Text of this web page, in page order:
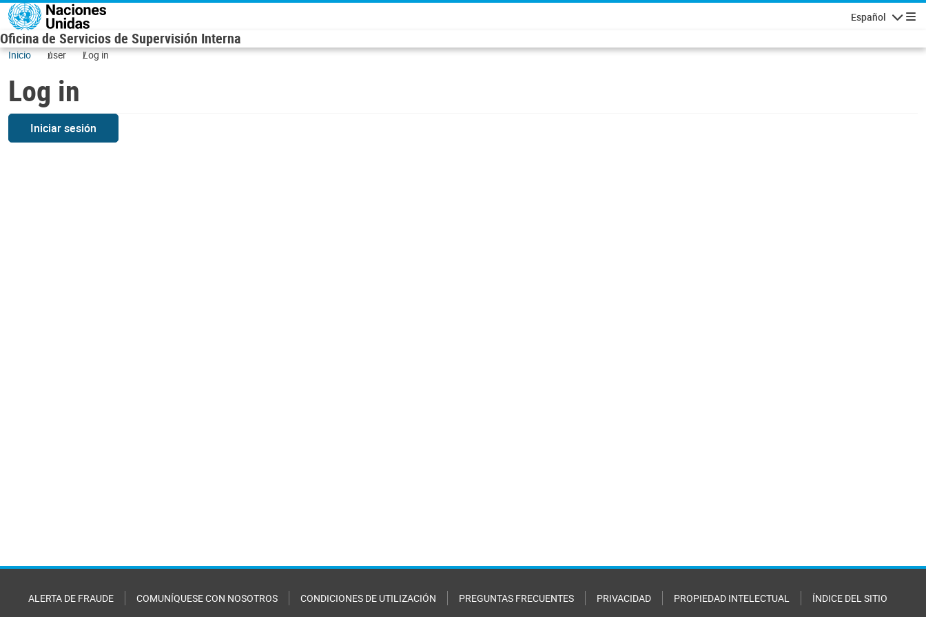
Skip to main content
Español
Oficina de Servicios de Supervisión Interna
Inicio user Log in
Log in
Iniciar sesión
ALERTA DE FRAUDE COMUNÍQUESE CON NOSOTROS CONDICIONES DE UTILIZACIÓN PREGUNTAS FRECUENTES PRIVACIDAD PROPIEDAD INTELECTUAL ÍNDICE DEL SITIO